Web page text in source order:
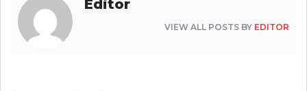
Editor
VIEW ALL POSTS BY EDITOR